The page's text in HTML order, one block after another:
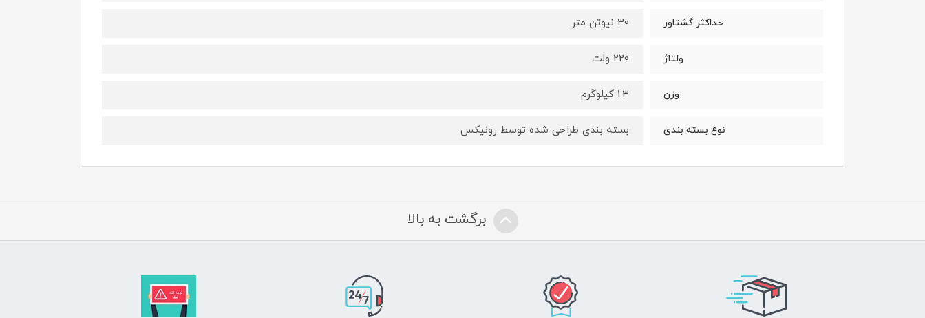
حداکثر گشتاور 30 نیوتن متر
ولتاژ 220 ولت
وزن 1.3 کیلوگرم
نوع بسته ‌بندی بسته بندی طراحی شده توسط رونیکس
برگشت به بالا